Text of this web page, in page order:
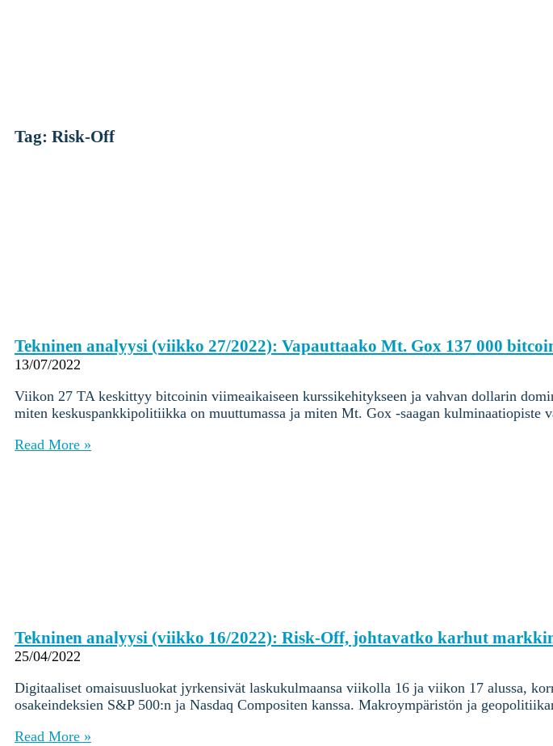
Kryptouutiset
Ohjekeskus
Kryptot
Palvelut
Yksityishenkilöille
Choose
a
Kryptot
Palvelut
Yksityisille
Tag: Risk-Off
Tekninen analyysi (viikko 27/2022): Vapauttaako Mt. Gox 137 000
13/07/2022
Viikon 27 TA keskittyy bitcoinin viimeaikaiseen kurssikehitykseen ja vahvan dollarin
miten keskuspankkipolitiikka on muuttumassa ja miten Mt. Gox -saagan kulminaatiopiste
Read More »
Tekninen analyysi (viikko 16/2022): Risk-Off, johtavatko karhut
25/04/2022
Digitaaliset omaisuusluokat jyrkensivät laskukulmaansa viikolla 16 ja viikon 17 alussa,
osakeindeksien S&P 500:n ja Nasdaq Compositen kanssa. Makroympäristön ja
Read More »